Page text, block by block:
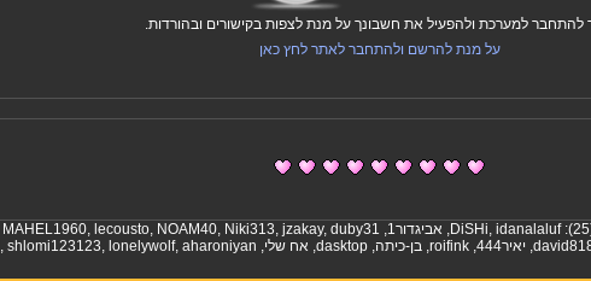
להתחבר למערכת ולהפעיל את חשבונך על מנת לצפות בקישורים ובהורדות.
על מנת להרשם ולהתחבר לאתר לחץ כאן
DiSHi, idanalaluf
, אביגדור1 ,
MAHEL1960, lecousto, NOAM40, Niki313, jzakay, duby31
, יאיר444 ,
roifink
, בן-כיתה,
dasktop
, אח שלי,
, shlomi123123, lonelywolf, aharoniyan